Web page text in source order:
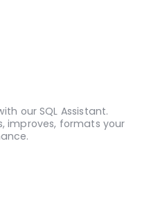
our SQL Assistant.
improves, formats your